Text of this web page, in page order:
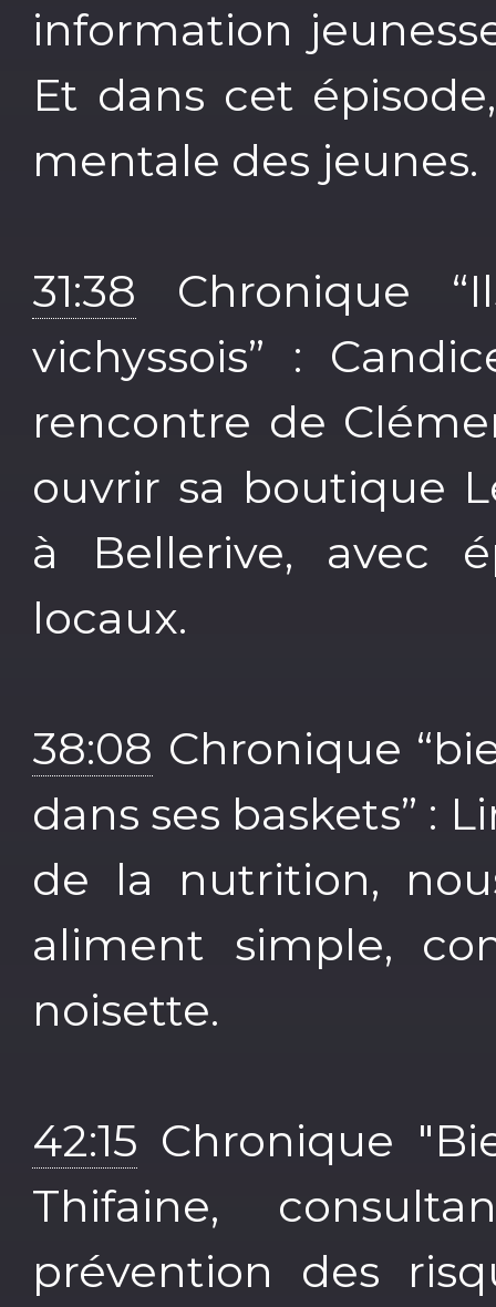
information
Et dans cet
mentale des jeunes.
31:38 Chronique
vichyssois” :
rencontre de
ouvrir sa boutique
à Bellerive, avec
locaux.
38:08 Chronique
dans ses baskets” :
de la nutrition,
aliment simple,
noisette.
42:15 Chronique
Thifaine,
prévention des